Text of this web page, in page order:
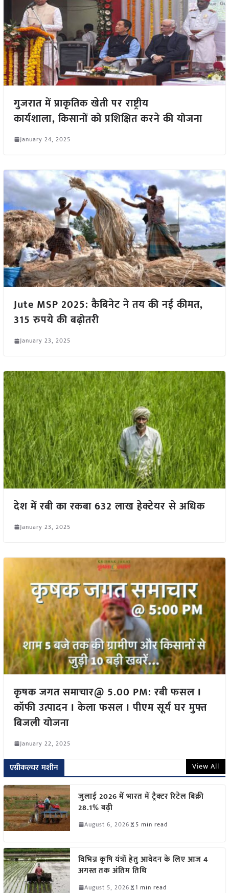
गुजरात में प्राकृतिक खेती पर राष्ट्रीय
कार्यशाला, किसानों को प्रशिक्षित करने की योजना
January 24, 2025
Jute MSP 2025: कैबिनेट ने तय की नई कीमत,
315 रुपये की बढ़ोतरी
January 23, 2025
देश में रबी का रकबा 632 लाख हेक्टेयर से अधिक
January 23, 2025
कृषक जगत समाचार@ 5.00 PM: रबी फसल I
कॉफी उत्पादन I केला फसल I पीएम सूर्य घर मुफ्त
बिजली योजना
January 22, 2025
एग्रीकल्चर मशीन View All
जुलाई 2026 में भारत में ट्रैक्टर रिटेल बिक्री
28.1% बढ़ी
August 6, 2026 5 min read
विभिन्न कृषि यंत्रों हेतु आवेदन के लिए आज 4
अगस्त तक अंतिम तिथि
August 5, 2026 1 min read